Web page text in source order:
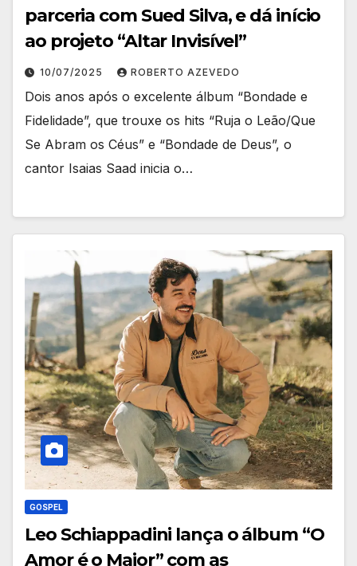
parceria com Sued Silva, e dá início
ao projeto “Altar Invisível”
10/07/2025 ROBERTO AZEVEDO
Dois anos após o excelente álbum “Bondade e
Fidelidade”, que trouxe os hits “Ruja o Leão/Que
Se Abram os Céus” e “Bondade de Deus”, o
cantor Isaias Saad inicia o…
GOSPEL
Leo Schiappadini lança o álbum “O
Amor é o Maior” com as